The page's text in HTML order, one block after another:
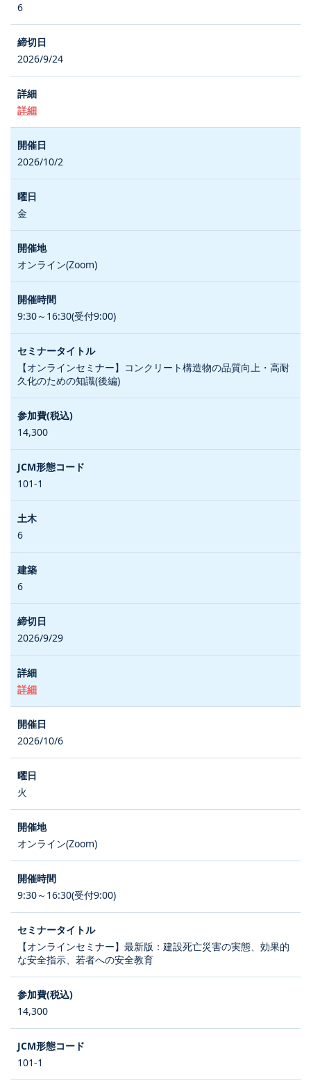
6
2026/9/24
詳細
2026/10/2
金
オンライン(Zoom)
9:30～16:30(受付9:00)
【オンラインセミナー】コンクリート構造物の品質向上・高耐
久化のための知識(後編)
14,300
101-1
6
6
2026/9/29
詳細
2026/10/6
火
オンライン(Zoom)
9:30～16:30(受付9:00)
【オンラインセミナー】最新版：建設死亡災害の実態、効果的
な安全指示、若者への安全教育
14,300
101-1